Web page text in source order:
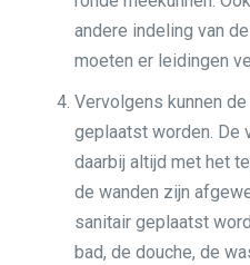
andere indeling van
moeten er leidingen
Vervolgens kunnen
geplaatst worden. De
daarbij altijd met het
de wanden zijn
sanitair geplaatst
bad, de douche, de